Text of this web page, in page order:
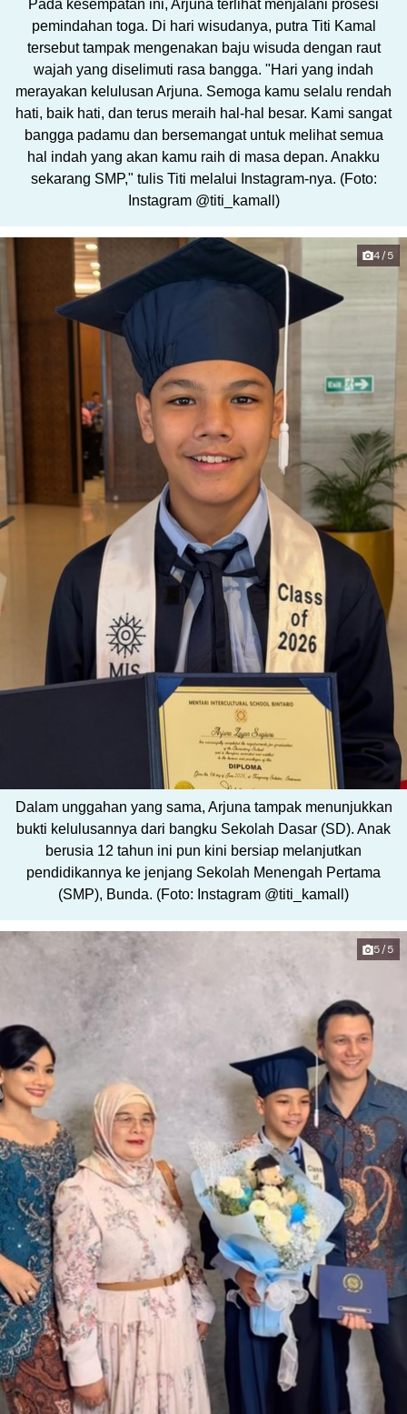
Pada kesempatan ini, Arjuna terlihat menjalani prosesi
pemindahan toga. Di hari wisudanya, putra Titi Kamal
tersebut tampak mengenakan baju wisuda dengan raut
wajah yang diselimuti rasa bangga. "Hari yang indah
merayakan kelulusan Arjuna. Semoga kamu selalu rendah
hati, baik hati, dan terus meraih hal-hal besar. Kami sangat
bangga padamu dan bersemangat untuk melihat semua
hal indah yang akan kamu raih di masa depan. Anakku
sekarang SMP," tulis Titi melalui Instagram-nya. (Foto:
Instagram @titi_kamall)
4/5
Dalam unggahan yang sama, Arjuna tampak menunjukkan
bukti kelulusannya dari bangku Sekolah Dasar (SD). Anak
berusia 12 tahun ini pun kini bersiap melanjutkan
pendidikannya ke jenjang Sekolah Menengah Pertama
(SMP), Bunda. (Foto: Instagram @titi_kamall)
5/5